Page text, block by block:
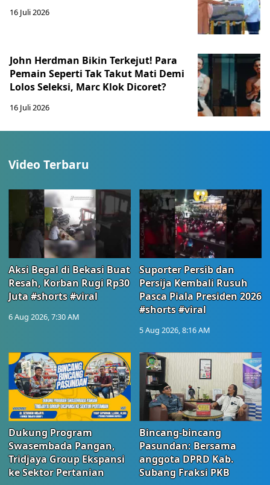
16 Juli 2026
John Herdman Bikin Terkejut! Para
Pemain Seperti Tak Takut Mati Demi
Lolos Seleksi, Marc Klok Dicoret?
16 Juli 2026
Video Terbaru
Aksi Begal di Bekasi Buat
Resah, Korban Rugi Rp30
Juta #shorts #viral
6 Aug 2026, 7:30 AM
Suporter Persib dan
Persija Kembali Rusuh
Pasca Piala Presiden 2026
#shorts #viral
5 Aug 2026, 8:16 AM
Dukung Program
Swasembada Pangan,
Tridjaya Group Ekspansi
ke Sektor Pertanian
Bincang-bincang
Pasundan: Bersama
anggota DPRD Kab.
Subang Fraksi PKB